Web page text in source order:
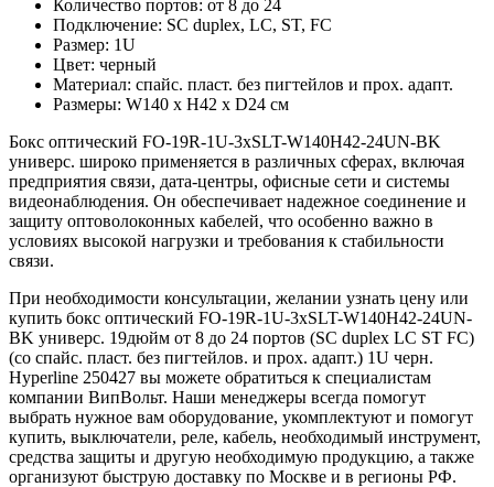
Количество портов: от 8 до 24
Подключение: SC duplex, LC, ST, FC
Размер: 1U
Цвет: черный
Материал: спайс. пласт. без пигтейлов и прох. адапт.
Размеры: W140 x H42 x D24 см
Бокс оптический FO-19R-1U-3хSLT-W140H42-24UN-BK
универс. широко применяется в различных сферах, включая
предприятия связи, дата-центры, офисные сети и системы
видеонаблюдения. Он обеспечивает надежное соединение и
защиту оптоволоконных кабелей, что особенно важно в
условиях высокой нагрузки и требования к стабильности
связи.
При необходимости консультации, желании узнать цену или
купить бокс оптический FO-19R-1U-3хSLT-W140H42-24UN-
BK универс. 19дюйм от 8 до 24 портов (SC duplex LC ST FC)
(со спайс. пласт. без пигтейлов. и прох. адапт.) 1U черн.
Hyperline 250427 вы можете обратиться к специалистам
компании ВипВольт. Наши менеджеры всегда помогут
выбрать нужное вам оборудование, укомплектуют и помогут
купить, выключатели, реле, кабель, необходимый инструмент,
средства защиты и другую необходимую продукцию, а также
организуют быструю доставку по Москве и в регионы РФ.